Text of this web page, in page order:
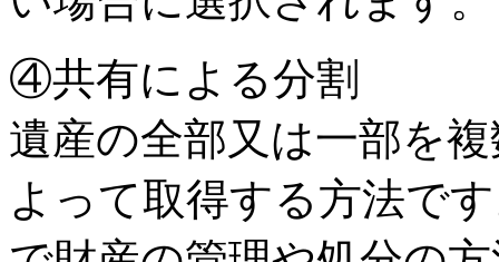
④共有による分割
遺産の全部又は一部を
よって取得する方法で